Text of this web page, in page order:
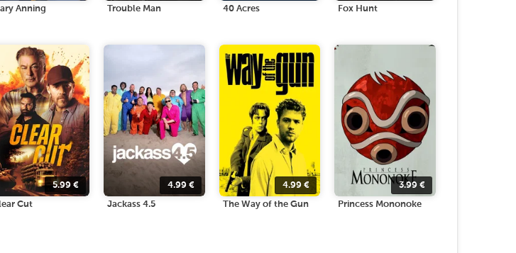
Anning Trouble Man 40 Acres Fox Hunt
5.99 €
Cut
4.99€
Jackass 4.5
4.99 €
The Way of the Gun
3.99€
Princess Mononoke